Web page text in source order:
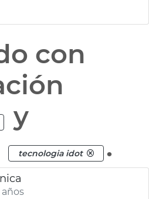
con
y
tecnologia idot .